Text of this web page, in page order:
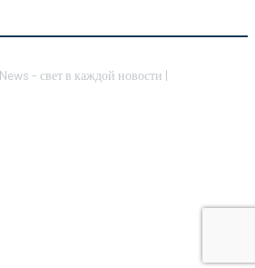
- свет в каждой новости |